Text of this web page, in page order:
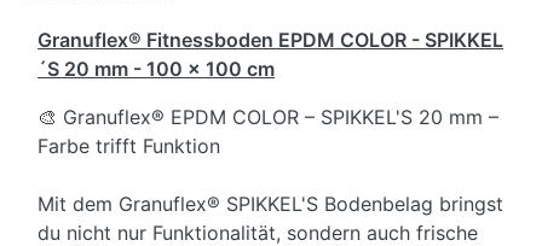
Granuflex® Fitnessboden EPDM COLOR - SPIKKEL
´S 20 mm - 100 x 100 cm
🎨 Granuflex® EPDM COLOR – SPIKKEL'S 20 mm –
Farbe trifft Funktion
Mit dem Granuflex® SPIKKEL'S Bodenbelag bringst
du nicht nur Funktionalität, sondern auch frische